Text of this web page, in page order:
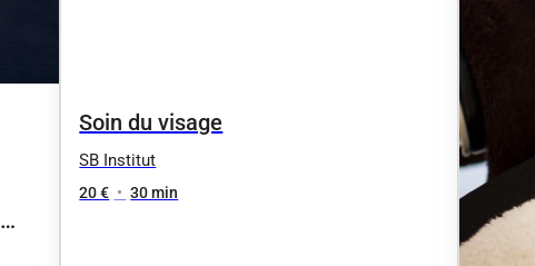
Soin du visage
SB Institut
20 € • 30 min